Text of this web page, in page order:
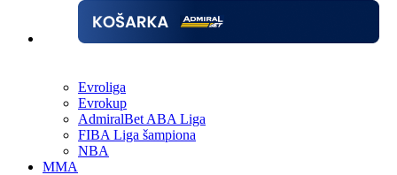
Evroliga
Evrokup
AdmiralBet ABA Liga
FIBA Liga šampiona
NBA
MMA